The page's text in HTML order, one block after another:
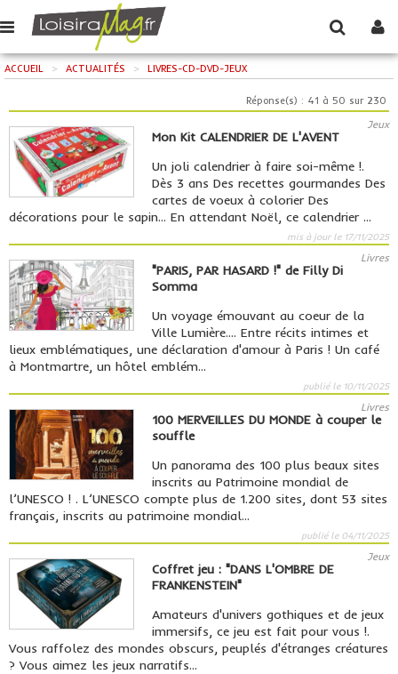
ACCUEIL > ACTUALITÉS > LIVRES-CD-DVD-JEUX
Réponse(s) : 41 à 50 sur 230
Jeux
Mon Kit CALENDRIER DE L'AVENT
Un joli calendrier à faire soi-même !.
Dès 3 ans Des recettes gourmandes Des
cartes de voeux à colorier Des
décorations pour le sapin... En attendant Noël, ce calendrier ...
mis à jour le 17/11/2025
Livres
"PARIS, PAR HASARD !" de Filly Di
Somma
Un voyage émouvant au coeur de la
Ville Lumière.... Entre récits intimes et
lieux emblématiques, une déclaration d'amour à Paris ! Un café
à Montmartre, un hôtel emblém...
publié le 10/11/2025
Livres
100 MERVEILLES DU MONDE à couper le
souffle
Un panorama des 100 plus beaux sites
inscrits au Patrimoine mondial de
l’UNESCO ! . L’UNESCO compte plus de 1.200 sites, dont 53 sites
français, inscrits au patrimoine mondial...
publié le 04/11/2025
Jeux
Coffret jeu : "DANS L'OMBRE DE
FRANKENSTEIN"
Amateurs d'univers gothiques et de jeux
immersifs, ce jeu est fait pour vous !.
Vous raffolez des mondes obscurs, peuplés d'étranges créatures
? Vous aimez les jeux narratifs...